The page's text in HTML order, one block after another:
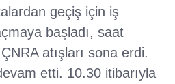
geçiş için iş
başladı, saat
atışları sona erdi.
etti. 10.30 itibarıyla